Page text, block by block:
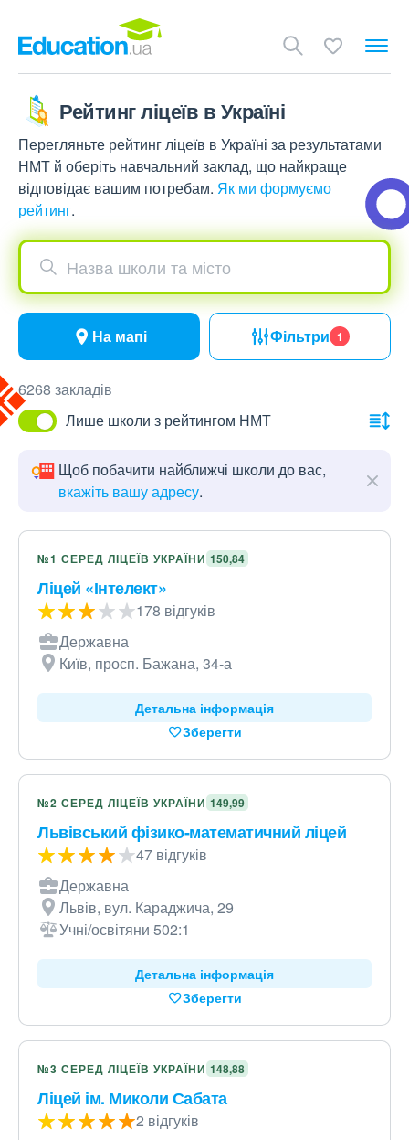
Рейтинг ліцеїв в Україні
Перегляньте рейтинг ліцеїв в Україні за результатами
НМТ й оберіть навчальний заклад, що найкраще
відповідає вашим потребам. Як ми формуємо
рейтинг.
Назва школи та місто
На мапі Фільтри 1
6268 закладів
Лише школи з рейтингом НМТ
Щоб побачити найближчі школи до вас,
вкажіть вашу адресу.
№1 СЕРЕД ЛІЦЕЇВ УКРАЇНИ 150,84
Ліцей «Інтелект»
178 відгуків
Державна
Київ, просп. Бажана, 34-а
Детальна інформація
Зберегти
№2 СЕРЕД ЛІЦЕЇВ УКРАЇНИ 149,99
Львівський фізико-математичний ліцей
47 відгуків
Державна
Львів, вул. Караджича, 29
Учні/освітяни 502:1
Детальна інформація
Зберегти
№3 СЕРЕД ЛІЦЕЇВ УКРАЇНИ 148,88
Ліцей ім. Миколи Сабата
2 відгуків